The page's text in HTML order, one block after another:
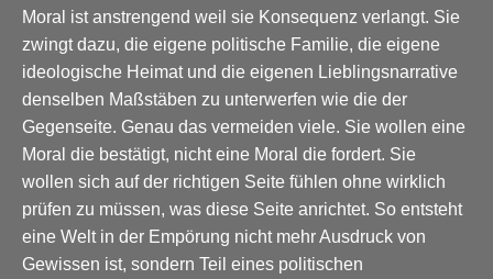
Moral ist anstrengend weil sie Konsequenz verlangt. Sie
zwingt dazu, die eigene politische Familie, die eigene
ideologische Heimat und die eigenen Lieblingsnarrative
denselben Maßstäben zu unterwerfen wie die der
Gegenseite. Genau das vermeiden viele. Sie wollen eine
Moral die bestätigt, nicht eine Moral die fordert. Sie
wollen sich auf der richtigen Seite fühlen ohne wirklich
prüfen zu müssen, was diese Seite anrichtet. So entsteht
eine Welt in der Empörung nicht mehr Ausdruck von
Gewissen ist, sondern Teil eines politischen